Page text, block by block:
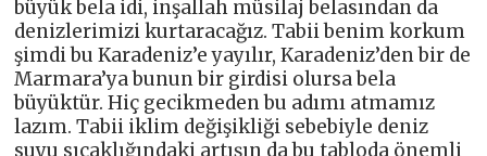
büyük bela idi, inşallah müsilaj belasından da
denizlerimizi kurtaracağız. Tabii benim korkum
şimdi bu Karadeniz’e yayılır, Karadeniz’den bir de
Marmara’ya bunun bir girdisi olursa bela
büyüktür. Hiç gecikmeden bu adımı atmamız
lazım. Tabii iklim değişikliği sebebiyle deniz
suyu sıcaklığındaki artışın da bu tabloda önemli